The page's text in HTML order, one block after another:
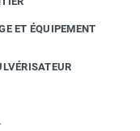
ET ÉQUIPEMENT